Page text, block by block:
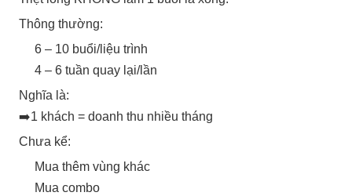
Thông thường:
6 – 10 buổi/liệu trình
4 – 6 tuần quay lại/lần
Nghĩa là:
➡️1 khách = doanh thu nhiều tháng
Chưa kể:
Mua thêm vùng khác
Mua combo